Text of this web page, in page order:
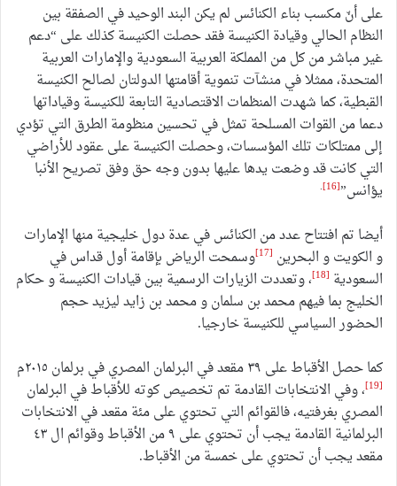
على أنّ مكسب بناء الكنائس لم يكن البند الوحيد في الصفقة بين
النظام الحالي وقيادة الكنيسة فقد حصلت الكنيسة كذلك على “دعم
غير مباشر من كل من المملكة العربية السعودية والإمارات العربية
المتحدة، ممثلا في منشآت تنموية أقامتها الدولتان لصالح الكنيسة
القبطية، كما شهدت المنظمات الاقتصادية التابعة للكنيسة وقياداتها
دعما من القوات المسلحة تمثل في تحسين منظومة الطرق التي تؤدي
إلى ممتلكات تلك المؤسسات، وحصلت الكنيسة على عقود للأراضي
التي كانت قد وضعت يدها عليها بدون وجه حق وفق تصريح الأنبا
يؤانس”[16]
.
أيضا تم افتتاح عدد من الكنائس في عدة دول خليجية منها الإمارات
و الكويت و البحرين [17]
وسمحت الرياض بإقامة أول قداس في
السعودية [18]
، وتعددت الزيارات الرسمية بين قيادات الكنيسة و حكام
الخليج بما فيهم محمد بن سلمان و محمد بن زايد ليزيد حجم
الحضور السياسي للكنيسة خارجيا.
كما حصل الأقباط على ٣٩ مقعد في البرلمان المصري في برلمان ٢٠١٥م
[19]
، وفي الانتخابات القادمة تم تخصيص كوته للأقباط في البرلمان
المصري بغرفتيه، فالقوائم التي تحتوي على مئة مقعد في الانتخابات
البرلمانية القادمة يجب أن تحتوي على ٩ من الأقباط وقوائم ال ٤٣
مقعد يجب أن تحتوي على خمسة من الأقباط.